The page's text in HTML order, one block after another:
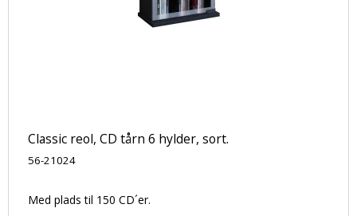
Classic reol, CD tårn 6 hylder, sort.
56-21024
Med plads til 150 CD´er.